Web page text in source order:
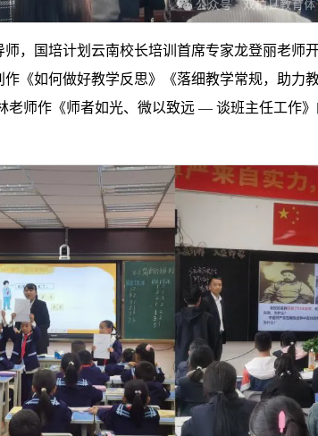
，国培计划云南校长培训首席专家龙登丽老师
《如何做好教学反思》《落细教学常规，助力
老师作《师者如光、微以致远 — 谈班主任工作